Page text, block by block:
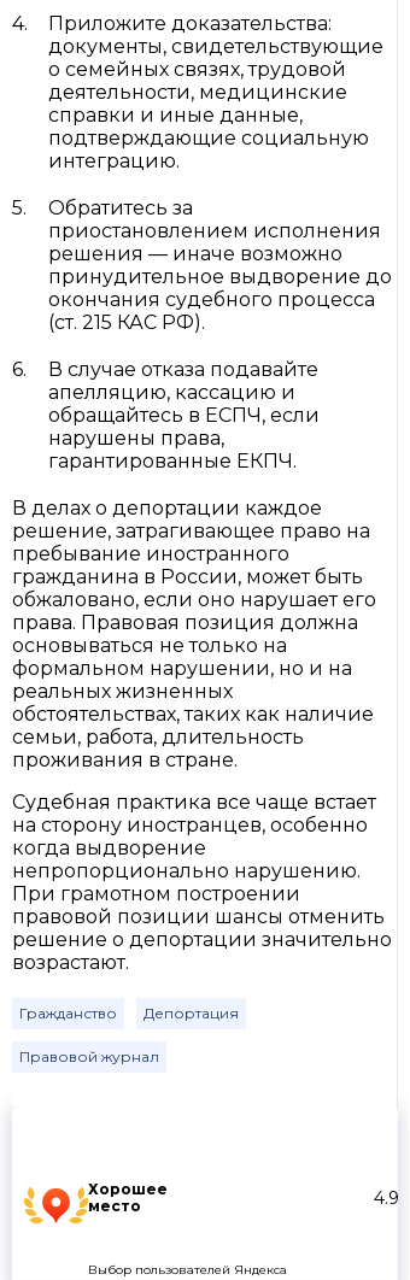
Хорошее
место
4.9
Выбор пользователей Яндекса
Приложите доказательства:
документы, свидетельствующие
о семейных связях, трудовой
деятельности, медицинские
справки и иные данные,
подтверждающие социальную
интеграцию.
Обратитесь за
приостановлением исполнения
решения — иначе возможно
принудительное выдворение до
окончания судебного процесса
(ст. 215 КАС РФ).
В случае отказа подавайте
апелляцию, кассацию и
обращайтесь в ЕСПЧ, если
нарушены права,
гарантированные ЕКПЧ.
В делах о депортации каждое
решение, затрагивающее право на
пребывание иностранного
гражданина в России, может быть
обжаловано, если оно нарушает его
права. Правовая позиция должна
основываться не только на
формальном нарушении, но и на
реальных жизненных
обстоятельствах, таких как наличие
семьи, работа, длительность
проживания в стране.
Судебная практика все чаще встает
на сторону иностранцев, особенно
когда выдворение
непропорционально нарушению.
При грамотном построении
правовой позиции шансы отменить
решение о депортации значительно
возрастают.
Гражданство Депортация
Правовой журнал